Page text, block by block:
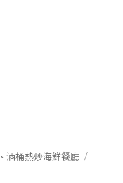
、酒桶熱炒海鮮餐廳